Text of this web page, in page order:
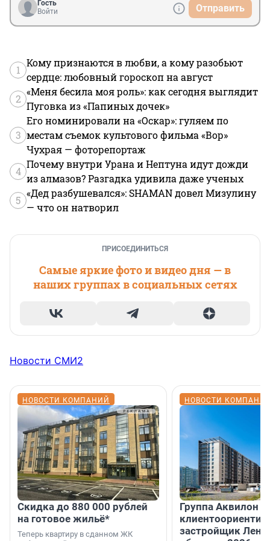
Гость
Войти
Отправить
1
Кому признаются в любви, а кому разобьют
сердце: любовный гороскоп на август
2
«Меня бесила моя роль»: как сегодня выглядит
Пуговка из «Папиных дочек»
3
Его номинировали на «Оскар»: гуляем по
местам съемок культового фильма «Вор»
Чухрая — фоторепортаж
4
Почему внутри Урана и Нептуна идут дожди
из алмазов? Разгадка удивила даже ученых
5
«Дед разбушевался»: SHAMAN довел Мизулину
— что он натворил
ПРИСОЕДИНИТЬСЯ
Самые яркие фото и видео дня — в
наших группах в социальных сетях
Новости СМИ2
НОВОСТИ КОМПАНИЙ
Скидка до 880 000 рублей
на готовое жильё*
Теперь квартиру в сданном ЖК
НОВОСТИ
Группа Аквилон
застройщик